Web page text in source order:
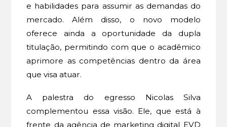
e habilidades para assumir as demandas do
mercado. Além disso, o novo modelo
oferece ainda a oportunidade da dupla
titulação, permitindo com que o acadêmico
aprimore as competências dentro da área
que visa atuar.
A palestra do egresso Nicolas Silva
complementou essa visão. Ele, que está à
frente da agência de marketing digital EVD